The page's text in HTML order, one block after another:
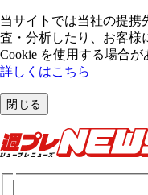
当サイトでは当社の提携
査・分析したり、お客様
Cookie を使⽤する場合が
詳しくはこちら
閉じる